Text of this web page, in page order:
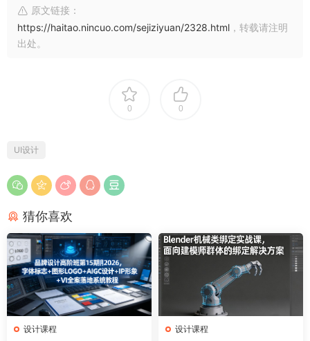
原文链接：
https://haitao.nincuo.com/sejiziyuan/2328.html ，转载请注明
出处。
0 0
UI设计
猜你喜欢
设计课程 设计课程